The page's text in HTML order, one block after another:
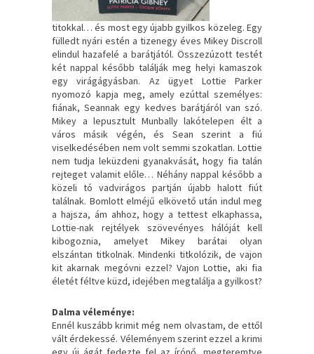
titokkal… és most egy újabb gyilkos közeleg. Egy
fülledt nyári estén a tizenegy éves Mikey Discroll
elindul hazafelé a barátjától. Összezúzott testét
két nappal később találják meg helyi kamaszok
egy virágágyásban. Az ügyet Lottie Parker
nyomozó kapja meg, amely ezúttal személyes:
fiának, Seannak egy kedves barátjáról van szó.
Mikey a lepusztult Munbally lakótelepen élt a
város másik végén, és Sean szerint a fiú
viselkedésében nem volt semmi szokatlan. Lottie
nem tudja leküzdeni gyanakvását, hogy fia talán
rejteget valamit előle… Néhány nappal később a
közeli tó vadvirágos partján újabb halott fiút
találnak. Bomlott elméjű elkövető után indul meg
a hajsza, ám ahhoz, hogy a tettest elkaphassa,
Lottie-nak rejtélyek szövevényes hálóját kell
kibogoznia, amelyet Mikey barátai olyan
elszántan titkolnak. Mindenki titkolózik, de vajon
kit akarnak megóvni ezzel? Vajon Lottie, aki fia
életét féltve küzd, idejében megtalálja a gyilkost?
Dalma véleménye:
Ennél kuszább krimit még nem olvastam, de ettől
vált érdekessé. Véleményem szerint ezzel a krimi